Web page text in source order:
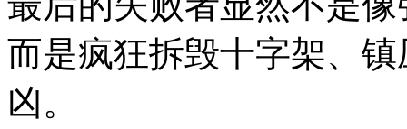
而是疯狂拆毁十字架、
凶。